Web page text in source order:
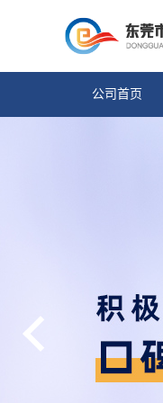
公司首页